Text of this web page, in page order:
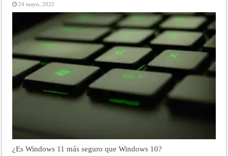
24 mayo, 2022
¿Es Windows 11 más seguro que Windows 10?